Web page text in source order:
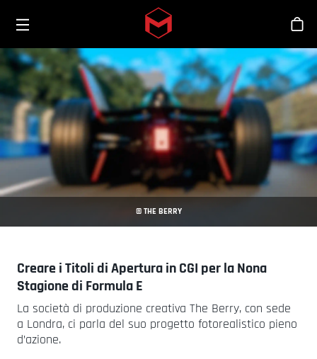
Skip to main content
© THE BERRY
Creare i Titoli di Apertura in CGI per la Nona
Stagione di Formula E
La società di produzione creativa The Berry, con sede
a Londra, ci parla del suo progetto fotorealistico pieno
d’azione.